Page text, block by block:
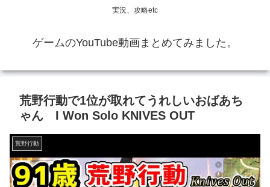
実況、攻略etc
ゲームのYouTube動画まとめてみました。
荒野行動で1位が取れてうれしいおばあち
ゃん I Won Solo KNIVES OUT
荒野行動